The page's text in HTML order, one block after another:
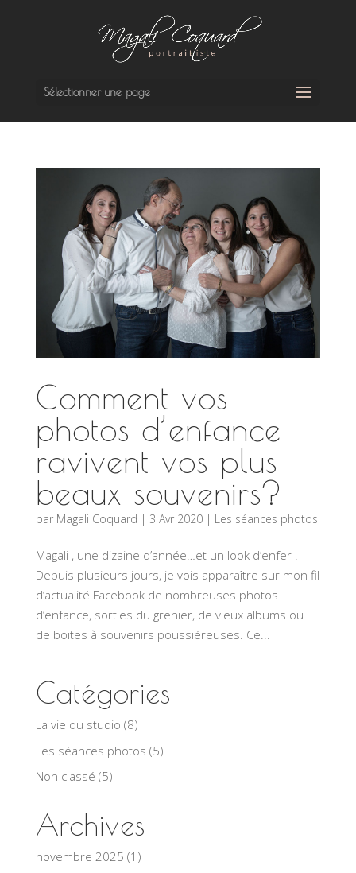
Sélectionner une page
Comment vos
photos d’enfance
ravivent vos plus
beaux souvenirs?
par Magali Coquard | 3 Avr 2020| Les séances photos
Magali , une dizaine d’année…et un look d’enfer !
Depuis plusieurs jours, je vois apparaître sur mon fil
d’actualité Facebook de nombreuses photos
d’enfance, sorties du grenier, de vieux albums ou
de boites à souvenirs poussiéreuses. Ce...
Catégories
La vie du studio (8)
Les séances photos (5)
Non classé (5)
Archives
novembre 2025 (1)